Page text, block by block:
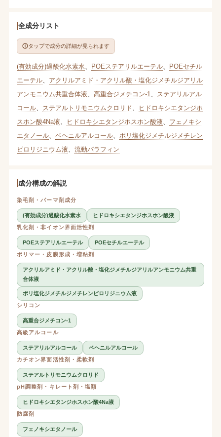
全成分リスト
タップで成分の詳細が見られます
(有効成分)過酸化水素水 POEステアリルエーテル、 POEセチル
エーテル、 アクリルアミド・アクリル酸・塩化ジメチルジアリル
アンモニウム共重合体液
高重合ジメチコン-1
ステアリルアル
コール、 ステアルトリモニウムクロリド
ヒドロキシエタンジホ
スホン酸4Na液
ヒドロキシエタンジホスホン酸液
フェノキシ
エタノール、 ベヘニルアルコール、 ポリ塩化ジメチルジメチレン
ピロリジニウム液
流動パラフィン
成分構成の解説
染毛剤・パーマ剤成分
(有効成分)過酸化水素水
ヒドロキシエタンジホスホン酸液
乳化剤・非イオン界面活性剤
POEステアリルエーテル
POEセチルエーテル
ポリマー・皮膜形成・増粘剤
アクリルアミド・アクリル酸・塩化ジメチルジアリルアンモニウム共重
合体液
ポリ塩化ジメチルジメチレンピロリジニウム液
シリコン
高重合ジメチコン-1
高級アルコール
ステアリルアルコール
ベヘニルアルコール
カチオン界面活性剤・柔軟剤
ステアルトリモニウムクロリド
pH調整剤・キレート剤・塩類
ヒドロキシエタンジホスホン酸4Na液
防腐剤
フェノキシエタノール